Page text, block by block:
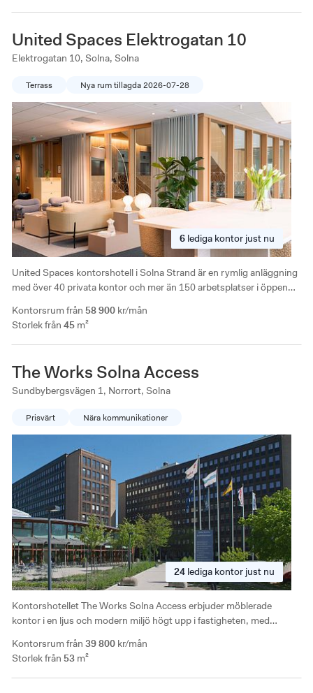
United Spaces Elektrogatan 10
Elektrogatan 10, Solna, Solna
Terrass Nya rum tillagda 2026-07-28
6 lediga kontor just nu
Kontorsrum från 58 900 kr/mån
Storlek från 45 m²
United Spaces kontorshotell i Solna Strand är en rymlig anläggning
med över 40 privata kontor och mer än 150 arbetsplatser i öppen
ostörda samtal.
The Works Solna Access
Sundbybergsvägen 1, Norrort, Solna
Prisvärt Nära kommunikationer
24 lediga kontor just nu
Kontorsrum från 39 800 kr/mån
Storlek från 53 m²
Kontorshotellet The Works Solna Access erbjuder möblerade
kontor i en ljus och modern miljö högt upp i fastigheten, med
Solna Access ger närhet till både pendeltåg och serviceutbud,
samtidigt som kontorsmiljön hålls i ett mindre och mer avgränsat
format.